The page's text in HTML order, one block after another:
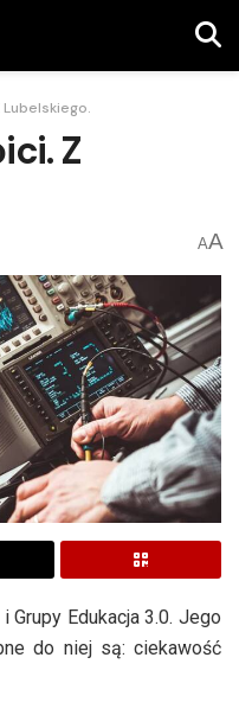
Lubelskiego.
Z
AA
Grupy Edukacja 3.0. Jego
do niej są: ciekawość